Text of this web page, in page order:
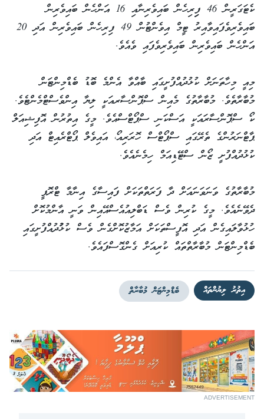
ކެޓަގަރީން 46 ފިިރިހެން ބައިވެރިނާއި 16 އަންހެން ބައިވެރިން
ބައިވެރިވެފައިވާއިރު ޓީމް އިވެންޓުން 49 ފިރިހެން ބައިވެރިން އަދި 20
އަންހެން ބައިވެރިން ބައިވެރިވެފައި ވެއެވެ.
މިއީ މިހާތަނަށް ކުޅުދުއްފުށީގައި ބާއްވާ އެންމެ ބޮޑު ބެޑްމިންޓަން
މުބާރާތެވެ. މުބާރާތުގެ މެއިން ސްޕޮންސާރއަކީ ލިޔާ އިންވެސްޓްމެންޓެވެ.
ކޯ ސްޕޮންސާރައަކީ އަސްކަނި ސްޕޯޓްސްއެވެ. މީގެ އިތުރުން އޮފިޝިއަލް
ޕާޓްނަރުންގެ ތެރޭގައި ސްޕޯޓްސް ހޮރަރިއޯ، އައިވެލް ޕޯޓްރެއިޓް އަދި
ކުޅުދުއްފުށީ ޒޯން ސްޓޭޑިއަމް ހިމެނެއެވެ.
މުބާރާތުގެ ވަނަވަނައަށް ދާ ފަރަތްތަކަށް ފައިސާގެ އިނާމާ ޓްރޮޕީ
ދެވޭނެއެވެ. މީގެ ކުރިން ވެސް ޑަބްލިއުއެސްއޭއިން ވަނީ އާންމުކޮށް
ހުޅުވާލައިގެން އަދި އޮފީސްތަކަށް އަމާޒުކޮށްގެން ވެސް ކުޅުުުދުއްފުށީގައި
ބެޑްމިންޓަން މުބާރާތްތައް ކުރިއަށް ގެންގޮސްފައެވެ.
އިތުރު ލިޔުންތައް ބެޑްމިންޓަން މުބާރާތް
ADVERTISEMENT